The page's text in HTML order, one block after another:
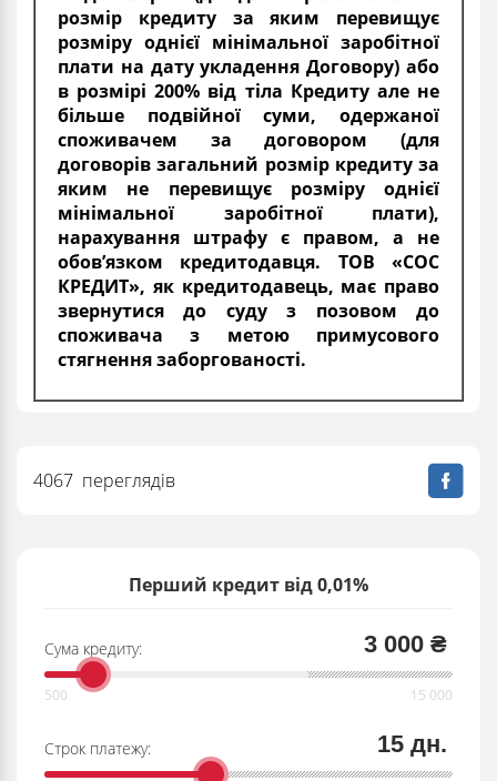
Перший кредит від 0,01%
Сума кредиту: 3 000 ₴
Строк платежу: 15 дн.
розмір кредиту за яким перевищує
розміру однієї мінімальної заробітної
плати на дату укладення Договору) або
в розмірі 200% від тіла Кредиту але не
більше подвійної суми, одержаної
споживачем за договором (для
договорів загальний розмір кредиту за
яким не перевищує розміру однієї
мінімальної заробітної плати),
нарахування штрафу є правом, а не
обов’язком кредитодавця. ТОВ «СОС
КРЕДИТ», як кредитодавець, має право
звернутися до суду з позовом до
споживача з метою примусового
стягнення заборгованості.
4067 переглядів